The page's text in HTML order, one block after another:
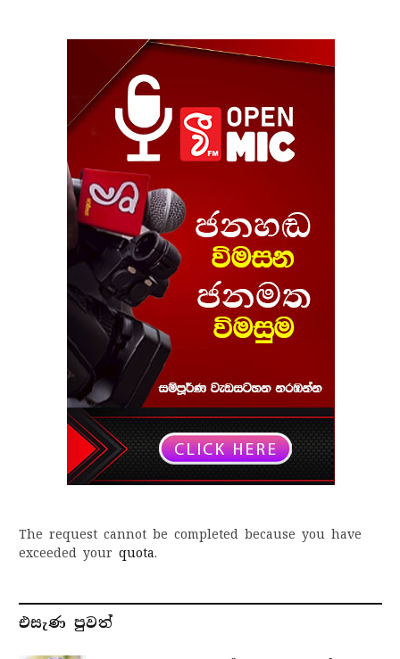
The request cannot be completed because you have
exceeded your quota.
එසැණ පුව​ත්